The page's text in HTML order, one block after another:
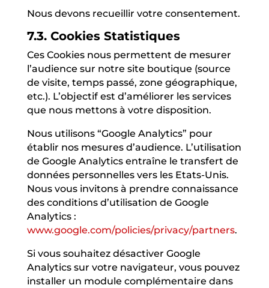
Nous devons recueillir votre consentement.
7.3. Cookies Statistiques
Ces Cookies nous permettent de mesurer
l’audience sur notre site boutique (source
de visite, temps passé, zone géographique,
etc.). L’objectif est d’améliorer les services
que nous mettons à votre disposition.
Nous utilisons “Google Analytics” pour
établir nos mesures d’audience. L’utilisation
de Google Analytics entraîne le transfert de
données personnelles vers les Etats-Unis.
Nous vous invitons à prendre connaissance
des conditions d’utilisation de Google
Analytics :
www.google.com/policies/privacy/partners.
Si vous souhaitez désactiver Google
Analytics sur votre navigateur, vous pouvez
installer un module complémentaire dans